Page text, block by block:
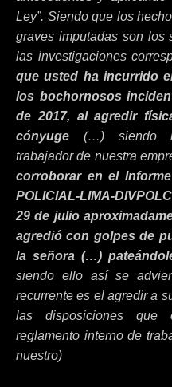
Ley”. Siendo que los
graves imputadas son los
las investigaciones
que usted ha incurrido
los bochornosos
de 2017, al agredir
cónyuge (…) siendo
trabajador de nuestra
corroborar en el Informe
POLICIAL-LIMA-
29 de julio
agredió con golpes de
la señora (…)
siendo ello así se
recurrente es el agredir a
las disposiciones que
reglamento interno de
nuestro)